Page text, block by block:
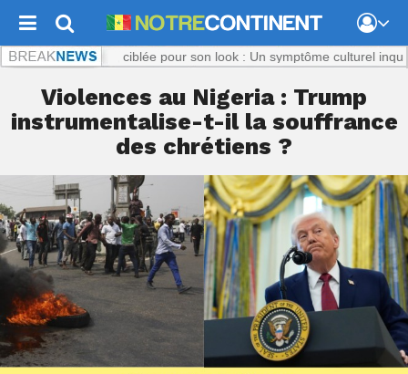
: Titi, ciblée pour son look : Un symptôme culturel inquiétant
Violences au Nigeria : Trump
instrumentalise-t-il la souffrance
des chrétiens ?